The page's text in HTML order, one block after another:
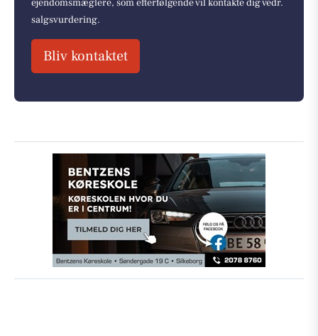
ejendomsmæglere, som efterfølgende vil kontakte dig vedr.
salgsvurdering.
Bliv kontaktet